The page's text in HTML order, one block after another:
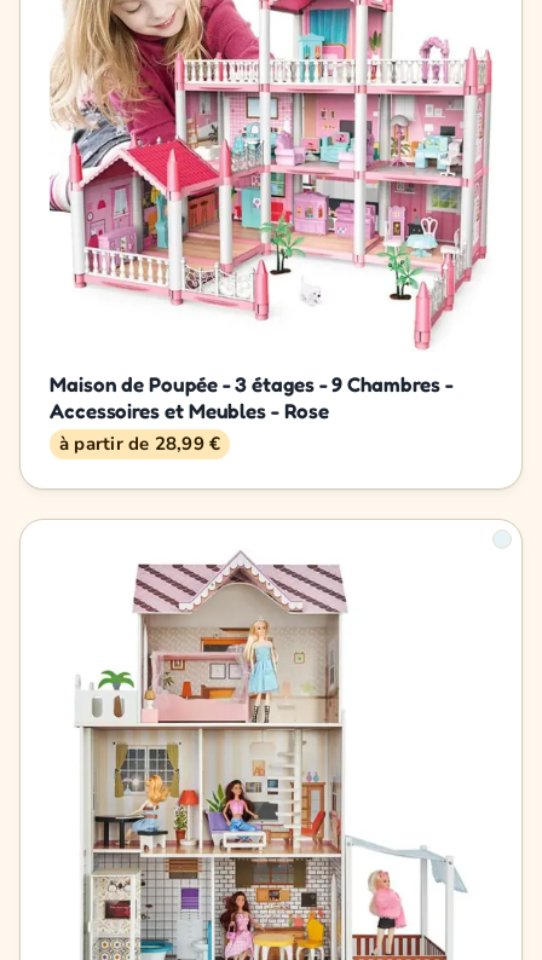
Maison de Poupée - 3 étages - 9 Chambres -
Accessoires et Meubles - Rose
à partir de 28,99 €